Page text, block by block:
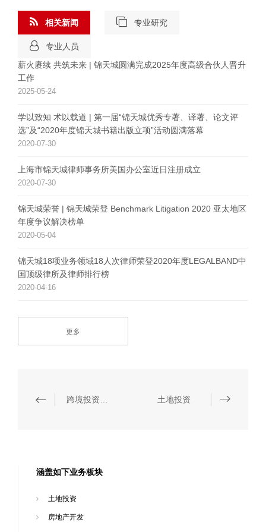
相关新闻
薪火赓续 共筑未来 | 锦天城圆满完成2025年度高级合伙人晋升
工作
2025-05-24
学以致知 术以载道 | 第一届“锦天城优秀专著、译著、论文评
选”及“2020年度锦天城书籍出版立项”活动圆满落幕
2020-07-30
上海市锦天城律师事务所美国办公室近日注册成立
2020-07-30
锦天城荣誉 | 锦天城荣登 Benchmark Litigation 2020 亚太地区
年度争议解决榜单
2020-05-04
锦天城18项业务领域18人次律师荣登2020年度LEGALBAND中
国顶级律所及律师排行榜
2020-04-16
更多
专业研究
专业人员
土地投资
涵盖如下业务板块
土地投资
房地产开发